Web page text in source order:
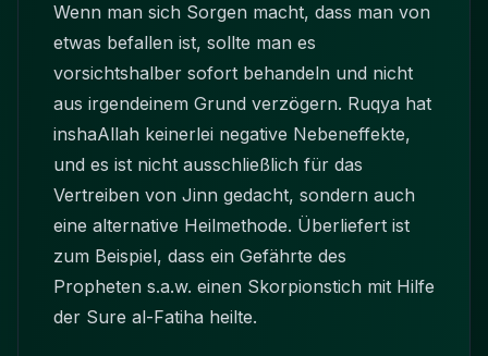
Wenn man sich Sorgen macht, dass man von
etwas befallen ist, sollte man es
vorsichtshalber sofort behandeln und nicht
aus irgendeinem Grund verzögern. Ruqya hat
inshaAllah keinerlei negative Nebeneffekte,
und es ist nicht ausschließlich für das
Vertreiben von Jinn gedacht, sondern auch
eine alternative Heilmethode. Überliefert ist
zum Beispiel, dass ein Gefährte des
Propheten s.a.w. einen Skorpionstich mit Hilfe
der Sure al-Fatiha heilte.